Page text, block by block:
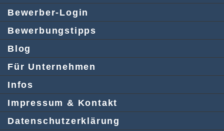
Bewerber-Login
Bewerbungstipps
Blog
Für Unternehmen
Infos
Impressum & Kontakt
Datenschutzerklärung